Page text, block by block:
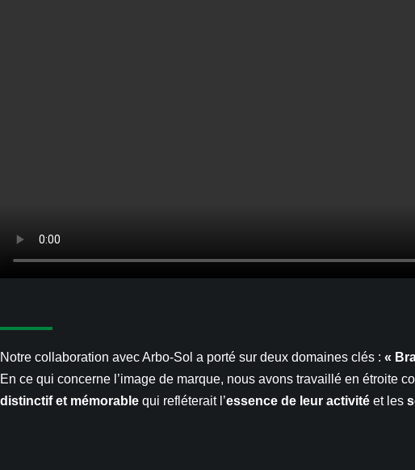
Notre collaboration avec Arbo-Sol a porté sur deux domaines clés : «
En ce qui concerne l’image de marque, nous avons travaillé en étroite
distinctif et mémorable qui refléterait l’essence de leur activité et les